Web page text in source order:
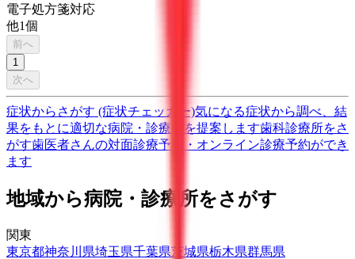
電子処方箋対応
他1個
前へ
1
次へ
症状からさがす (症状チェッカー)気になる症状から調べ、結
果をもとに適切な病院・診療所を提案します歯科診療所をさ
がす歯医者さんの対面診療予約・オンライン診療予約ができ
ます
地域から病院・診療所をさがす
関東
東京都神奈川県埼玉県千葉県茨城県栃木県群馬県